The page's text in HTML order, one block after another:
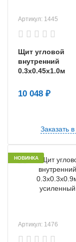
Артикул: 1445
Щит угловой
внутренний
0.3х0.45х1.0м
10 048 ₽
Заказать
НОВИНКА
Артикул: 1476